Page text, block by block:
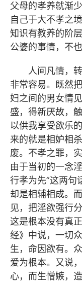
父母的孝养就渐
自己于大不孝之
知识有教养的阶
公婆的事情，不
人间凡情，
非常容易。既然
妇之间的男女情
盛，得新厌故，
以供我享受欲乐
来的就是相妒相
废。不孝之罪，
由于当初的一念
行孝为先”这两句
却是相辅相成。
见，把淫欲强行
这是根本没有真
经》中说，一切
生，命因欲有。
爱为根本。又说
心，而生憎嫉，